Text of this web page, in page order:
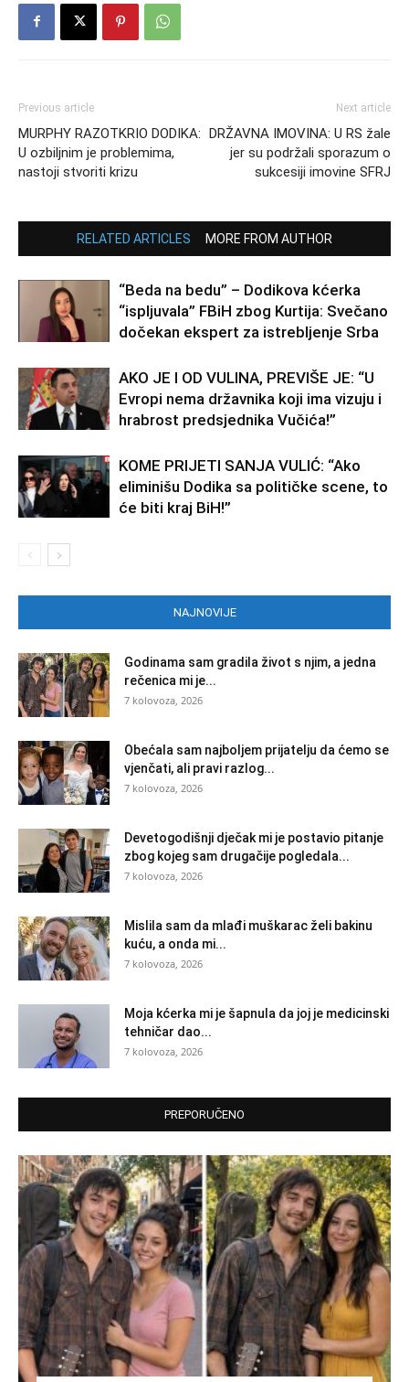
Previous article
MURPHY RAZOTKRIO DODIKA:
U ozbiljnim je problemima,
nastoji stvoriti krizu
Next article
DRŽAVNA IMOVINA: U RS žale
jer su podržali sporazum o
sukcesiji imovine SFRJ
RELATED ARTICLES MORE FROM AUTHOR
“Beda na bedu” – Dodikova kćerka
“ispljuvala” FBiH zbog Kurtija: Svečano
dočekan ekspert za istrebljenje Srba
AKO JE I OD VULINA, PREVIŠE JE: “U
Evropi nema državnika koji ima vizuju i
hrabrost predsjednika Vučića!”
KOME PRIJETI SANJA VULIĆ: “Ako
eliminišu Dodika sa političke scene, to
će biti kraj BiH!”
NAJNOVIJE
Godinama sam gradila život s njim, a jedna
rečenica mi je...
7 kolovoza, 2026
Obećala sam najboljem prijatelju da ćemo se
vjenčati, ali pravi razlog...
7 kolovoza, 2026
Devetogodišnji dječak mi je postavio pitanje
zbog kojeg sam drugačije pogledala...
7 kolovoza, 2026
Mislila sam da mlađi muškarac želi bakinu
kuću, a onda mi...
7 kolovoza, 2026
Moja kćerka mi je šapnula da joj je medicinski
tehničar dao...
7 kolovoza, 2026
PREPORUČENO